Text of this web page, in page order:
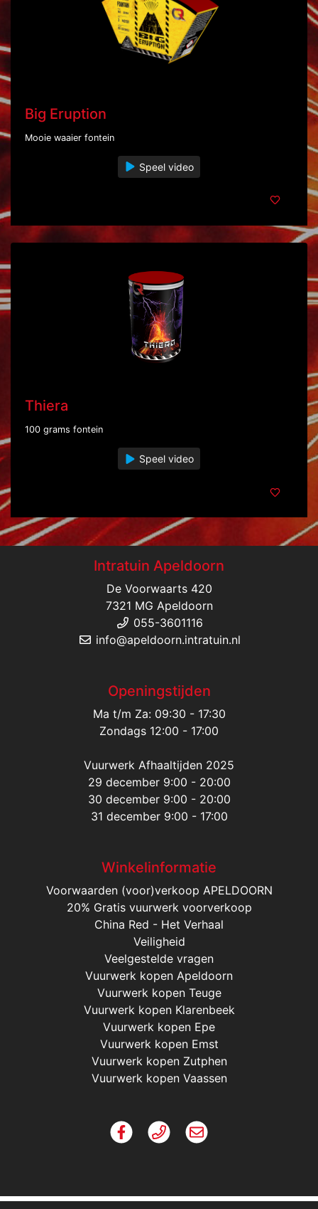
Big Eruption
Mooie waaier fontein
Speel video
Thiera
100 grams fontein
Speel video
Intratuin Apeldoorn
De Voorwaarts 420
7321 MG Apeldoorn
055-3601116
info@apeldoorn.intratuin.nl
Openingstijden
Ma t/m Za: 09:30 - 17:30
Zondags 12:00 - 17:00
Vuurwerk Afhaaltijden 2025
29 december 9:00 - 20:00
30 december 9:00 - 20:00
31 december 9:00 - 17:00
Winkelinformatie
Voorwaarden (voor)verkoop APELDOORN
20% Gratis vuurwerk voorverkoop
China Red - Het Verhaal
Veiligheid
Veelgestelde vragen
Vuurwerk kopen Apeldoorn
Vuurwerk kopen Teuge
Vuurwerk kopen Klarenbeek
Vuurwerk kopen Epe
Vuurwerk kopen Emst
Vuurwerk kopen Zutphen
Vuurwerk kopen Vaassen